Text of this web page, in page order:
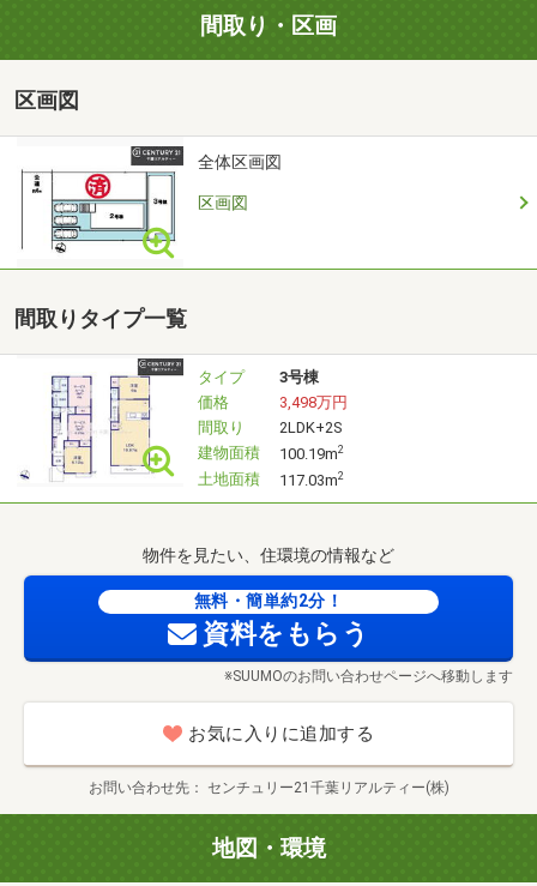
ご希望があれば周辺環境（駅・お買い物施設・教育施設）
なども一緒に、ご案内をいたします。お気軽にお申し付け
◆ご予約方法
事前に鍵の手配が必要な場合がありますので、お早目にご
連絡をいただけると、ご案内がスムーズです。
◆住宅ローン相談
住宅ローンの支払いはどの位になるのか知りたい？自分達
の年収からどの位の家が買えるのか知りたい？他の借入・
社には有資格者の住宅ローンアドバイザーおります。適確
談いただき、資金面の不安を解決して下さい。
間取り・区画
区画図
全体区画図
区画図
間取りタイプ一覧
タイプ
3号棟
価格
3,498万円
間取り
2LDK+2S
建物面積
100.19m2
土地面積 117.03m2
物件を見たい、住環境の情報など
無料・簡単約2分！
資料をもらう
※SUUMOのお問い合わせページへ移動します
お気に入りに追加する
お問い合わせ先 センチュリー21千葉リアルティー(株)
地図・環境